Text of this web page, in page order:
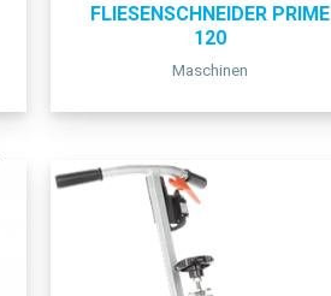
FLIESENSCHNEIDER PRIME
120
Maschinen